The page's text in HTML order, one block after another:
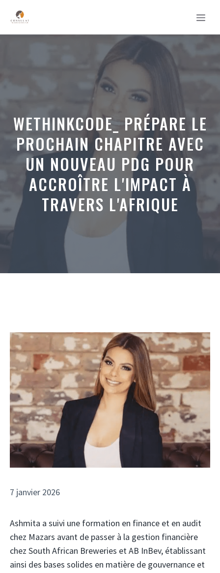
contenu
WETHINKCODE_ PRÉPARE LE
PROCHAIN CHAPITRE AVEC
UN NOUVEAU PDG POUR
ACCROÎTRE L'IMPACT À
TRAVERS L'AFRIQUE
7 janvier 2026
Ashmita a suivi une formation en finance et en audit
chez Mazars avant de passer à la gestion financière
chez South African Breweries et AB InBev, établissant
ainsi des bases solides en matière de gouvernance et